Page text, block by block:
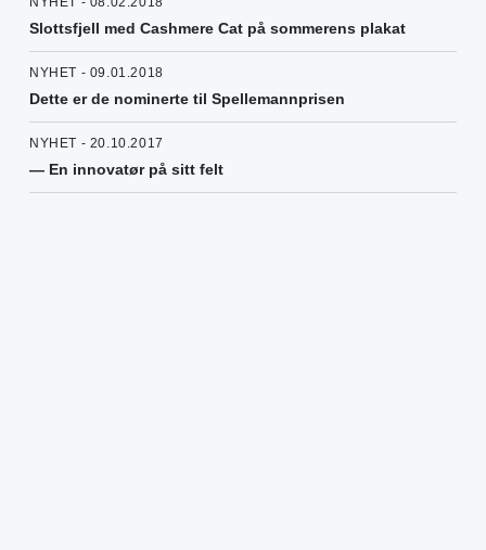
Slottsfjell med Cashmere Cat på sommerens plakat
NYHET - 09.01.2018
Dette er de nominerte til Spellemannprisen
NYHET - 20.10.2017
— En innovatør på sitt felt